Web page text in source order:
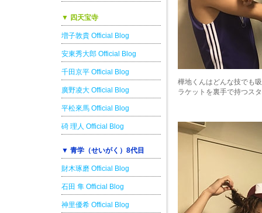
▼ 四天宝寺
増子敦貴 Official Blog
安東秀大郎 Official Blog
千田京平 Official Blog
廣野凌大 Official Blog
平松來馬 Official Blog
碕 理人 Official Blog
▼ 青学（せいがく）8代目
財木琢磨 Official Blog
石田 隼 Official Blog
神里優希 Official Blog
樺地くんはどんな技でも
ラケットを裏手で持つス